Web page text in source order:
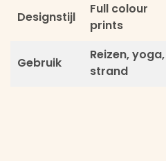
Designstijl
Full colour
prints
Gebruik
Reizen, yoga,
strand